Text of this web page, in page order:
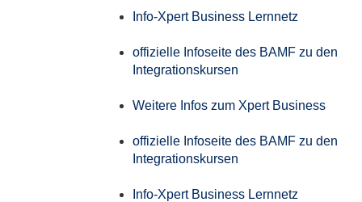
Info-Xpert Business Lernnetz
offizielle Infoseite des BAMF zu den
Integrationskursen
Weitere Infos zum Xpert Business
offizielle Infoseite des BAMF zu den
Integrationskursen
Info-Xpert Business Lernnetz